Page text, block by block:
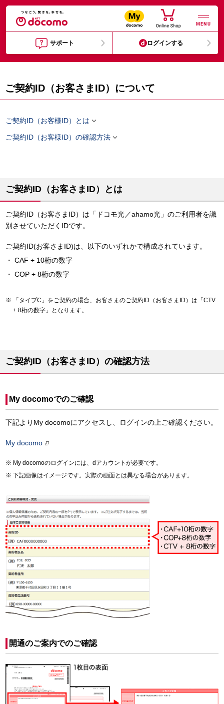
MENU
サポート ログインする
ご契約ID（お客さまID）について
ご契約ID（お客様ID）とは 
ご契約ID（お客様ID）の確認方法
ご契約ID（お客さまID）とは
ご契約ID（お客さまID）は「ドコモ光／ahamo光」のご利用者を識
別させていただくIDです。
ご契約ID(お客さまID)は、以下のいずれかで構成されています。
CAF + 10桁の数字
COP + 8桁の数字
「タイプC」をご契約の場合、お客さまのご契約ID（お客さまID）は「CTV
+ 8桁の数字」となります。
ご契約ID（お客さまID）の確認方法
My docomoでのご確認
下記よりMy docomoにアクセスし、ログインの上ご確認ください。
My docomo
My docomoのログインには、dアカウントが必要です。
下記画像はイメージです。実際の画面とは異なる場合があります。
開通のご案内でのご確認